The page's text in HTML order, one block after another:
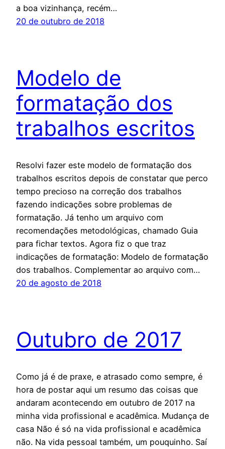
a boa vizinhança, recém…
20 de outubro de 2018
Modelo de
formatação dos
trabalhos escritos
Resolvi fazer este modelo de formatação dos
trabalhos escritos depois de constatar que perco
tempo precioso na correção dos trabalhos
fazendo indicações sobre problemas de
formatação. Já tenho um arquivo com
recomendações metodológicas, chamado Guia
para fichar textos. Agora fiz o que traz
indicações de formatação: Modelo de formatação
dos trabalhos. Complementar ao arquivo com…
20 de agosto de 2018
Outubro de 2017
Como já é de praxe, e atrasado como sempre, é
hora de postar aqui um resumo das coisas que
andaram acontecendo em outubro de 2017 na
minha vida profissional e acadêmica. Mudança de
casa Não é só na vida profissional e acadêmica
não. Na vida pessoal também, um pouquinho. Saí